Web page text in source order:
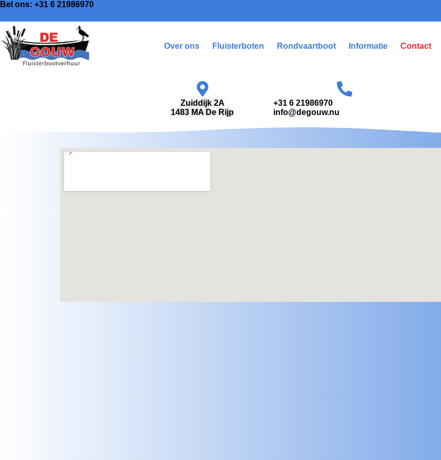
Bel ons: +31 6 21986970
Over ons Fluisterboten Rondvaartboot Informatie Contact
Zuiddijk 2A
1483 MA De Rijp
+31 6 21986970
info@degouw.nu